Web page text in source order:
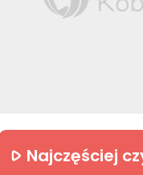
Najczęściej